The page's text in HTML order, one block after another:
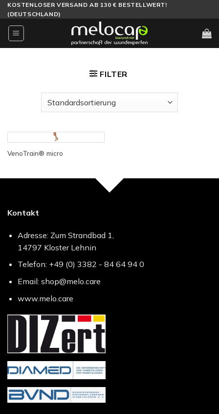
Zum
Inhalt
springen
KOSTENLOSER VERSAND AB 130 € BESTELLWERT!
(DEUTSCHLAND)
FILTER
VenoTrain® micro
Kontakt
Adresse: Zum Strandbad 1,
14797 Kloster Lehnin
Telefon: +49 (0) 3382 - 84 64 94 0
Email: shop@melo.care
www.melo.care